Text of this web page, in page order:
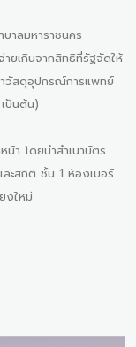
าลมหาราชนคร
ยเกินจากสิทธิที่รัฐจัดให้
วัสดุอุปกรณ์การแพทย์
ป็นต้น)
า โดยนำสำเนาบัตร
ละสถิติ ชั้น 1 ห้องเบอร์
งใหม่